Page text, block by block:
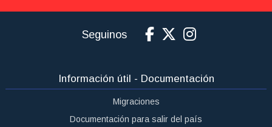
Seguinos
Información útil - Documentación
Migraciones
Documentación para salir del país